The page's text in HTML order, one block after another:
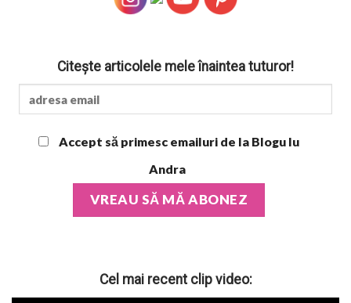
Citește articolele mele înaintea tuturor!
Accept să primesc emailuri de la Blogu lu
Andra
Cel mai recent clip video: